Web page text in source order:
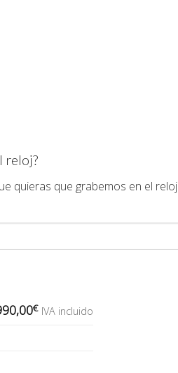
reloj?
quieras que grabemos en el reloj
€ IVA incluido